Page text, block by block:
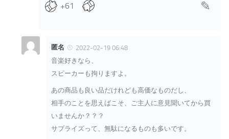
+61
匿名
2022-02-19 06:48
音楽好きなら、
スピーカーも拘りますよ。
あの商品も良い品だけれども高価なものだし、
相手のことを思えばこそ、ご主人に意見聞いてから買
いませんか？？？
サプライズって、無駄になるものも多いです。